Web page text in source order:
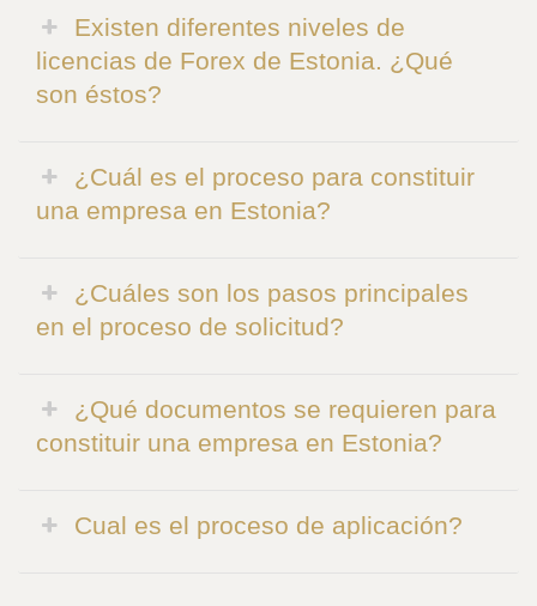
Existen diferentes niveles de
licencias de Forex de Estonia. ¿Qué
son éstos?
¿Cuál es el proceso para constituir
una empresa en Estonia?
¿Cuáles son los pasos principales
en el proceso de solicitud?
¿Qué documentos se requieren para
constituir una empresa en Estonia?
Cual es el proceso de aplicación?